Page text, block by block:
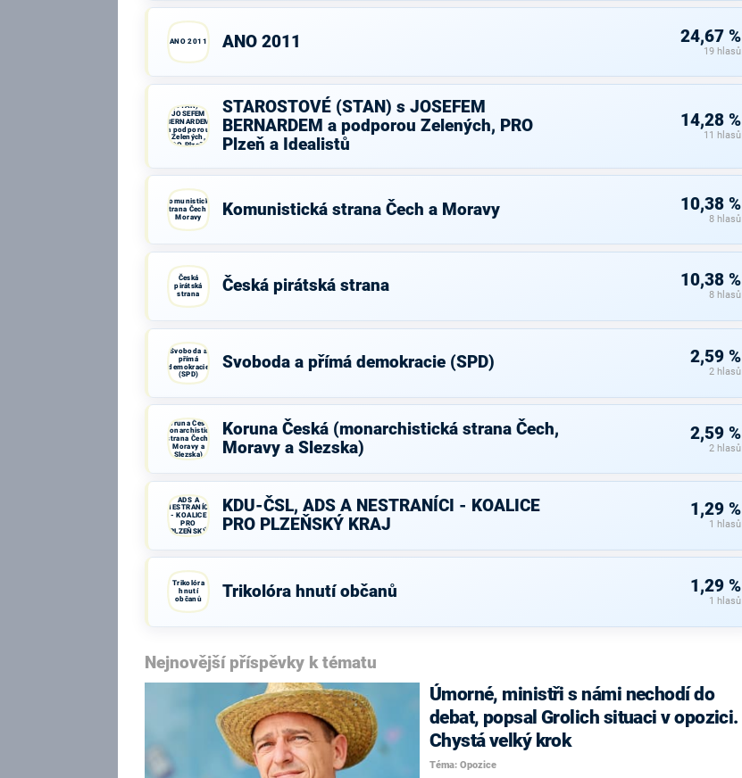
ANO 2011 ANO 2011 24,67 %
19 hlasů
(STAN) s
JOSEFEM
BERNARDEM
a podporou
Zelených,
PRO Plzeň a
STAROSTOVÉ (STAN) s JOSEFEM
BERNARDEM a podporou Zelených, PRO
Plzeň a Idealistů
14,28 %
11 hlasů
Komunistická
strana Čech a
Moravy
Komunistická strana Čech a Moravy 10,38 %
8 hlasů
Česká
pirátská
strana
Česká pirátská strana 10,38 %
8 hlasů
Svoboda a
přímá
demokracie
(SPD)
Svoboda a přímá demokracie (SPD) 2,59 %
2 hlasů
Koruna Česká
(monarchistická
strana Čech,
Moravy a
Slezska)
Koruna Česká (monarchistická strana Čech,
Moravy a Slezska)
2,59 %
2 hlasů
ADS A
NESTRANÍCI
- KOALICE
PRO
PLZEŇSKÝ
KRAJ
KDU-ČSL, ADS A NESTRANÍCI - KOALICE
PRO PLZEŇSKÝ KRAJ
1,29 %
1 hlasů
Trikolóra
hnutí
občanů
Trikolóra hnutí občanů 1,29 %
1 hlasů
Nejnovější příspěvky k tématu
Úmorné, ministři s námi nechodí do
debat, popsal Grolich situaci v opozici.
Chystá velký krok
Téma: Opozice